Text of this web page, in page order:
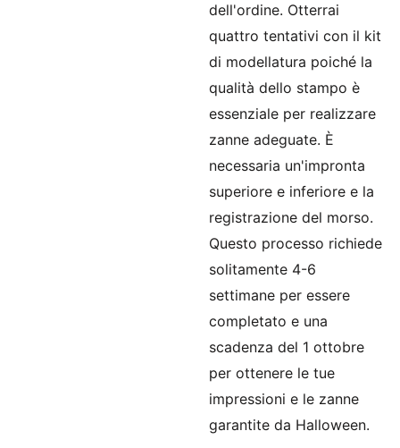
dell'ordine. Otterrai
quattro tentativi con il kit
di modellatura poiché la
qualità dello stampo è
essenziale per realizzare
zanne adeguate. È
necessaria un'impronta
superiore e inferiore e la
registrazione del morso.
Questo processo richiede
solitamente 4-6
settimane per essere
completato e una
scadenza del 1 ottobre
per ottenere le tue
impressioni e le zanne
garantite da Halloween.